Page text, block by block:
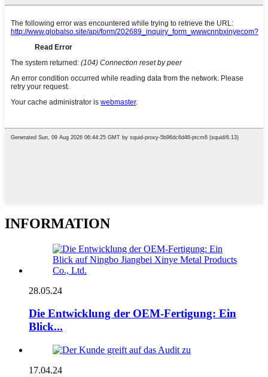
INFORMATION
28.05.24
Die Entwicklung der OEM-Fertigung: Ein
Blick...
17.04.24